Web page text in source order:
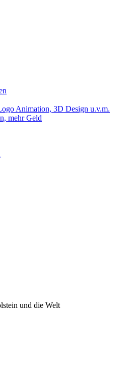
Animation, 3D Design u.v.m.
mehr Geld
und die Welt